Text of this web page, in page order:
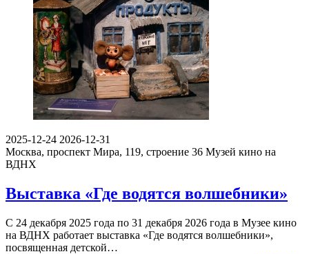
2025-12-24 2026-12-31
Москва, проспект Мира, 119, строение 36 Музей кино на
ВДНХ
Выставка «Где водятся волшебники»
С 24 декабря 2025 года по 31 декабря 2026 года в Музее кино
на ВДНХ работает выставка «Где водятся волшебники»,
посвященная детской…